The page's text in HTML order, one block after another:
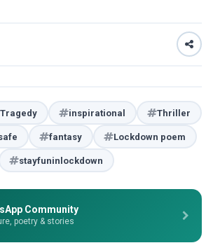
Tragedy inspirational Thriller
fantasy Lockdown poem
stayfuninlockdown
Community
poetry & stories